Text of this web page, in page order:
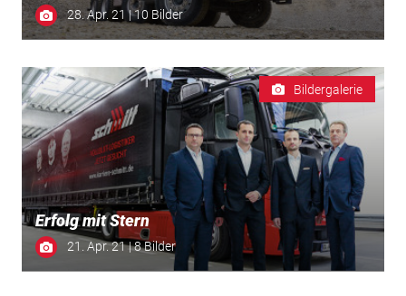
28. Apr. 21 | 10 Bilder
Bildergalerie
Erfolg mit Stern
21. Apr. 21 | 8 Bilder